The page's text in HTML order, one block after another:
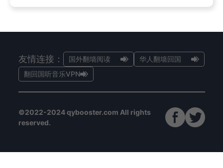
友情连接： 国外翻墙阅读
华人翻墙回国
翻回国听音乐VPN
©2022-2024 qybooster.com All rights
reserved.